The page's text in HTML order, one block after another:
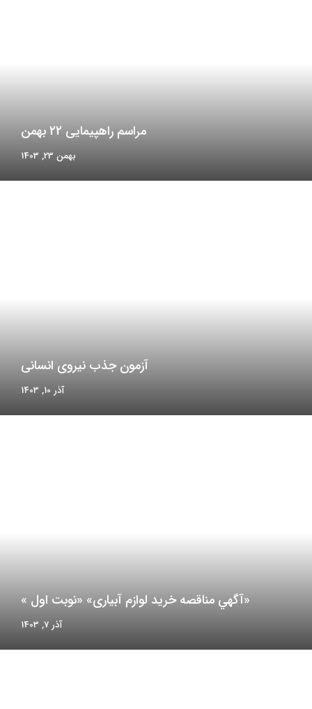
مراسم راهپیمایی 22 بهمن
بهمن 23, 1403
آزمون جذب نیروی انسانی
آذر 10, 1403
«آگهي مناقصه خرید لوازم آبیاری» «نوبت اول »
آذر 7, 1403